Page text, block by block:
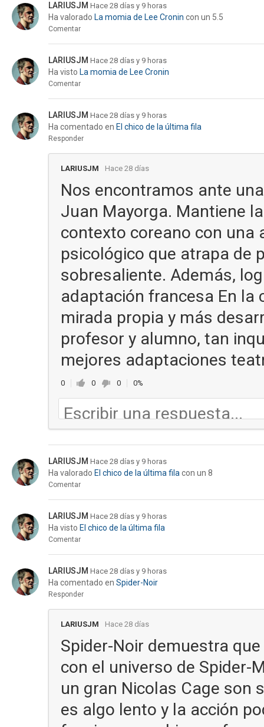
LARIUSJM Hace 28 días y 9 horas
Ha valorado La momia de Lee Cronin con un 5.5
Comentar
LARIUSJM Hace 28 días y 9 horas
Ha visto La momia de Lee Cronin
Comentar
LARIUSJM Hace 28 días y 9 horas
Ha comentado en El chico de la última fila
Responder
LARIUSJM Hace 28 días
Nos encontramos ante
Juan Mayorga. Mantiene
contexto coreano con una
psicológico que atrapa de
sobresaliente. Además,
adaptación francesa En la
mirada propia y más
profesor y alumno, tan
mejores adaptaciones
0 0 0 0%
LARIUSJM Hace 28 días y 9 horas
Ha valorado El chico de la última fila con un 8
Comentar
LARIUSJM Hace 28 días y 9 horas
Ha visto El chico de la última fila
Comentar
LARIUSJM Hace 28 días y 9 horas
Ha comentado en Spider-Noir
Responder
LARIUSJM Hace 28 días
Spider-Noir demuestra
con el universo de Spider-
un gran Nicolas Cage son
es algo lento y la acción